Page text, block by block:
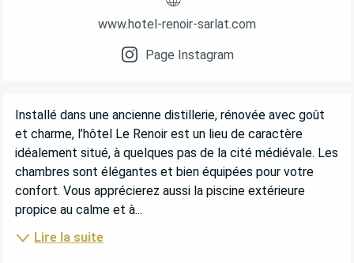
www.hotel-renoir-sarlat.com
Page Instagram
DESCRIPTION
Installé dans une ancienne distillerie, rénovée avec goût
et charme, l’hôtel Le Renoir est un lieu de caractère
idéalement situé, à quelques pas de la cité médiévale. Les
chambres sont élégantes et bien équipées pour votre
confort. Vous apprécierez aussi la piscine extérieure
propice au calme et à...
Lire la suite